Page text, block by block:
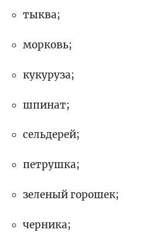
тыква;
морковь;
кукуруза;
шпинат;
сельдерей;
петрушка;
зеленый горошек;
черника;